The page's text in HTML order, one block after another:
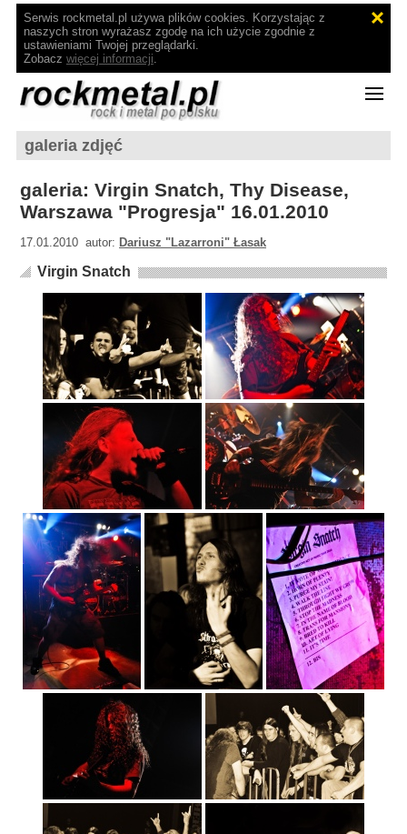
Serwis rockmetal.pl używa plików cookies. Korzystając z
naszych stron wyrażasz zgodę na ich użycie zgodnie z
ustawieniami Twojej przeglądarki.
Zobacz więcej informacji.
galeria zdjęć
galeria: Virgin Snatch, Thy Disease,
Warszawa "Progresja" 16.01.2010
17.01.2010 autor: Dariusz "Lazarroni" Łasak
Virgin Snatch